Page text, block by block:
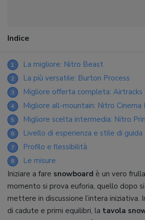
Indice
1 La migliore: Nitro Beast
2 La più versatile: Burton Process
3 Migliore offerta completa:
4 Migliore all-mountain: Nitro Cinema
5 Migliore scelta intermedia: Nitro
6 Livello di esperienza e stile di guida
7 Profilo e flessibilità
8
Le misure
Iniziare a fare snowboard è un vero
momento si prova euforia, quello dopo
mettere in discussione l’intera iniziativa.
di cadute e primi equilibri, la tavola